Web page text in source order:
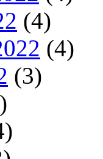
(4)
(4)
(3)